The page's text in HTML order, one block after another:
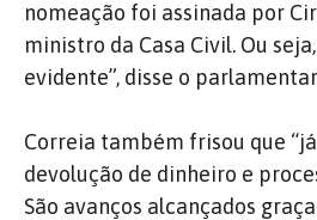
nomeação foi assinada por
ministro da Casa Civil. Ou
evidente”, disse o
Correia também frisou que
devolução de dinheiro e
São avanços alcançados